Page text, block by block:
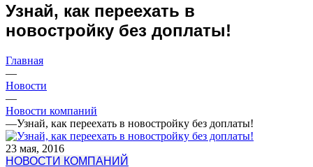
Узнай, как переехать в
новостройку без доплаты!
Главная
—
Новости
—
Новости компаний
—Узнай, как переехать в новостройку без доплаты!
23 мая, 2016
НОВОСТИ КОМПАНИЙ